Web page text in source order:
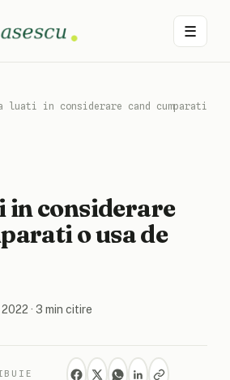
☰
luati in considerare cand cumparati
in considerare
o usa de
2022 · 3 min citire